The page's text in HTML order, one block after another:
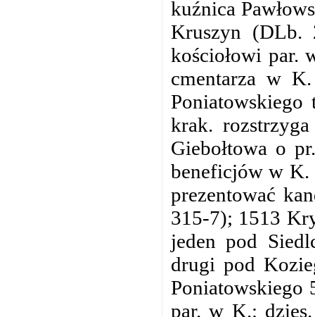
kuźnica
Kruszyn (DLb.
kościołowi par.
cmentarza w
krak.
Giebołtowa o
beneficjów w K.
prezentować
315-7); 1513
jeden pod
drugi pod
Poniatowskiego
par. w K.: